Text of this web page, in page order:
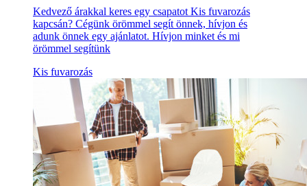
Kedvező árakkal keres egy csapatot Kis fuvarozás
kapcsán? Cégünk örömmel segít önnek, hívjon és
adunk önnek egy ajánlatot. Hívjon minket és mi
örömmel segítünk
Kis fuvarozás